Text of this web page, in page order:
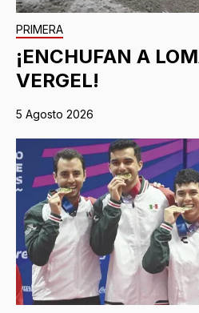
PRIMERA
¡ENCHUFAN A
VERGEL!
5 Agosto 2026